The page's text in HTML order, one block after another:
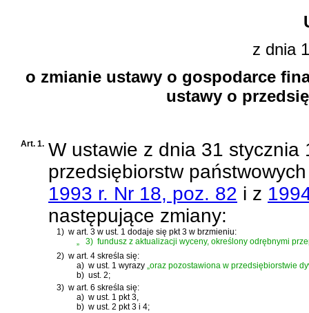
z dnia
o zmianie ustawy o gospodarce
ustawy o
Art. 1. W ustawie z dnia 31 stycznia
przedsiębiorstw państwowych
1993 r. Nr 18, poz. 82 i z
następujące zmiany:
1) w art. 3 w ust. 1 dodaje się pkt 3 w brzmieniu:
„
3) fundusz z aktualizacji wyceny, określony odrębnymi
2) w art. 4 skreśla się:
a) w ust. 1 wyrazy „oraz pozostawiona w przedsiębiorstwie
b) ust. 2;
3) w art. 6 skreśla się:
a) w ust. 1 pkt 3,
b) w ust. 2 pkt 3 i 4;